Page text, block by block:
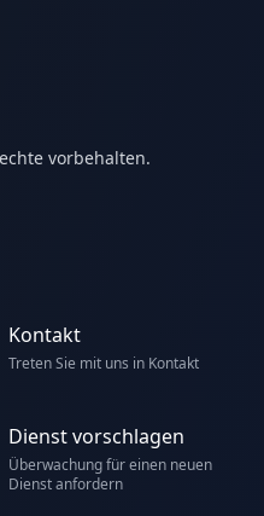
vorbehalten.
Kontakt
Treten Sie mit uns in Kontakt
Dienst vorschlagen
Überwachung für einen neuen
Dienst anfordern